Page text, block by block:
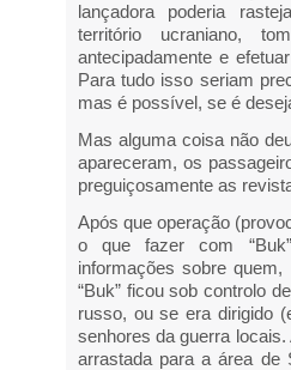
lançadora poderia
território ucraniano,
antecipadamente e
Para tudo isso seriam
mas é possível, se é
Mas alguma coisa não
apareceram, os
preguiçosamente as
Após que operação
o que fazer com
informações sobre
“Buk” ficou sob controlo
russo, ou se era dirigido
senhores da guerra locais.
arrastada para a área de